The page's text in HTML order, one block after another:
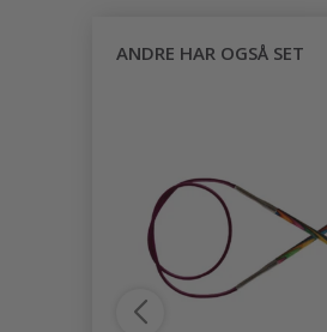
ANDRE HAR OGSÅ SET